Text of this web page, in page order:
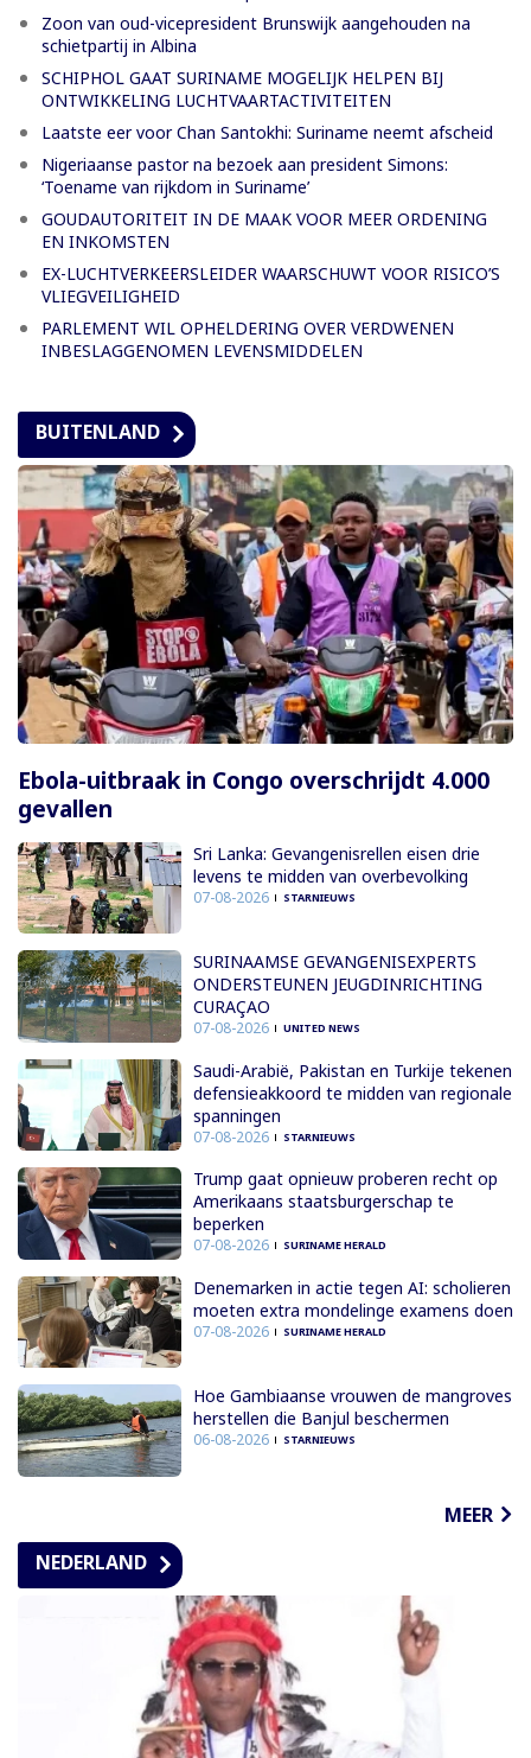
Zoon van oud-vicepresident Brunswijk aangehouden na
schietpartij in Albina
SCHIPHOL GAAT SURINAME MOGELIJK HELPEN BIJ
ONTWIKKELING LUCHTVAARTACTIVITEITEN
Laatste eer voor Chan Santokhi: Suriname neemt afscheid
Nigeriaanse pastor na bezoek aan president Simons:
‘Toename van rijkdom in Suriname’
GOUDAUTORITEIT IN DE MAAK VOOR MEER ORDENING
EN INKOMSTEN
EX-LUCHTVERKEERSLEIDER WAARSCHUWT VOOR RISICO’S
VLIEGVEILIGHEID
PARLEMENT WIL OPHELDERING OVER VERDWENEN
INBESLAGGENOMEN LEVENSMIDDELEN
BUITENLAND
Ebola-uitbraak in Congo overschrijdt 4.000
gevallen
Sri Lanka: Gevangenisrellen eisen drie
levens te midden van overbevolking
07-08-2026 STARNIEUWS
SURINAAMSE GEVANGENISEXPERTS
ONDERSTEUNEN JEUGDINRICHTING
CURAÇAO
07-08-2026 UNITED NEWS
Saudi-Arabië, Pakistan en Turkije tekenen
defensieakkoord te midden van regionale
spanningen
07-08-2026 STARNIEUWS
Trump gaat opnieuw proberen recht op
Amerikaans staatsburgerschap te
beperken
07-08-2026 SURINAME HERALD
Denemarken in actie tegen AI: scholieren
moeten extra mondelinge examens doen
07-08-2026 SURINAME HERALD
Hoe Gambiaanse vrouwen de mangroves
herstellen die Banjul beschermen
06-08-2026 STARNIEUWS
MEER
NEDERLAND